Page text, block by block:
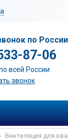
по России
87-06
всей России
звонок
Вентиляция для